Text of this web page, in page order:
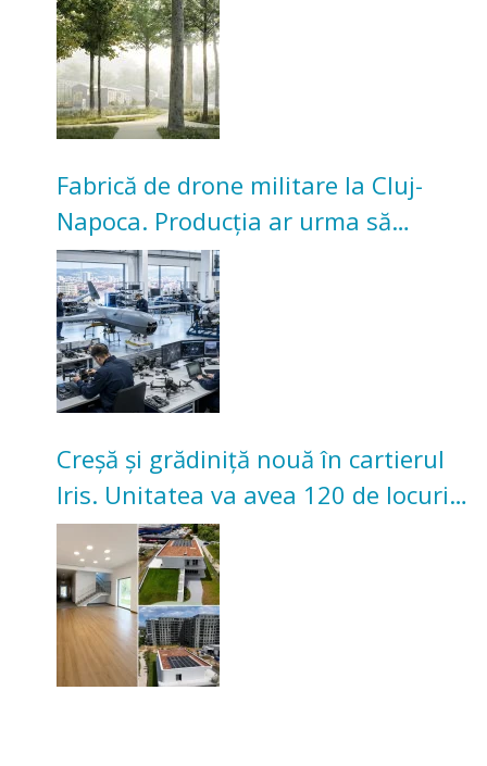
Universitarilor
Fabrică de drone militare la Cluj-
Napoca. Producția ar urma să
înceapă în toamna acestui an
Creșă și grădiniță nouă în cartierul
Iris. Unitatea va avea 120 de locuri
pentru copii